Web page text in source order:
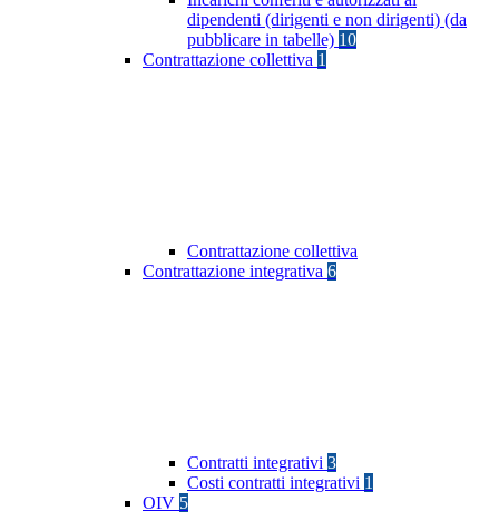
dipendenti (dirigenti e non dirigenti) (da
pubblicare in tabelle) 10
Contrattazione collettiva 1
Contrattazione collettiva
Contrattazione integrativa 6
Contratti integrativi 3
Costi contratti integrativi 1
OIV 5